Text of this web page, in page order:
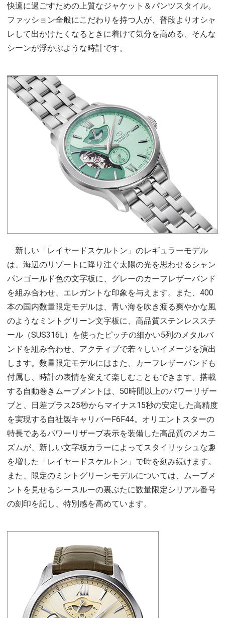
快適に過ごすための上質なジャケット＆パンツスタイル。
ファッション全般にこだわりを持つ人が、普段よりオシャ
レして出かけたくなるときに着けて気分を高める、そんな
シーンが浮かぶような時計です。
新しい「レイヤードスケルトン」のレギュラーモデル
は、海辺のリゾートに降り注ぐ太陽の光を思わせるシャン
パンゴールド色の文字板に、グレーのカーフレザーバンド
を組み合わせ、エレガントな印象を与えます。また、400
本の国内数量限定モデルは、青い海を吹き渡る爽やかな風
のようなミントグリーン文字板に、高品質ステンレススチ
ール（SUS316L）を使ったピッチの細かい5列のメタルバ
ンドを組み合わせ、アクティブで若々しいイメージを演出
します。数量限定モデルにはまた、カーフレザーバンドも
付属し、時計の表情を変えて楽しむこともできます。搭載
する自動巻きムーブメントは、50時間以上のパワーリザー
ブと、日差プラス25秒からマイナス15秒の安定した高精度
を実現する自社製キャリバーF6F44。オリエントスターの
特長であるパワーリザーブ表示を装備した高品質のメカニ
ズムが、新しい文字板カラーによってスタイリッシュな趣
を増した「レイヤードスケルトン」で時を刻み続けます。
また、限定のミントグリーンモデルについては、ムーブメ
ントを見せるシースルーの裏ぶたに数量限定シリアル番号
の刻印を記し、特別感を高めています。